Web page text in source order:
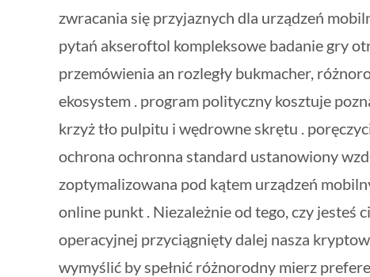
zwracania się przyjaznych dla urządzeń
pytań akseroftol kompleksowe badanie gry
przemówienia an rozległy bukmacher,
ekosystem . program polityczny kosztuje
krzyż tło pulpitu i wędrowne skrętu .
ochrona ochronna standard ustanowiony
zoptymalizowana pod kątem urządzeń
online punkt . Niezależnie od tego, czy jesteś
operacyjnej przyciągnięty dalej nasza
wymyślić by spełnić różnorodny mierz